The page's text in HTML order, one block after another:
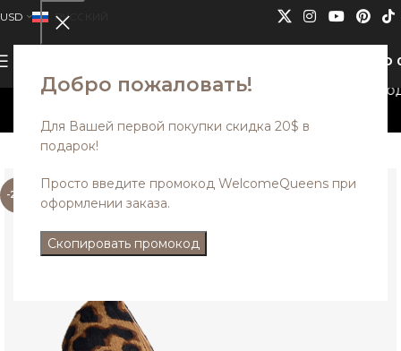
Добро пожаловать!
Для Вашей первой покупки скидка 20$ в
подарок!
Просто введите промокод WelcomeQueens при
оформлении заказа.
Скопировать промокод
USD РУССКИЙ
USD
из дисконта со скидкой до 35%. Промокод
-25%